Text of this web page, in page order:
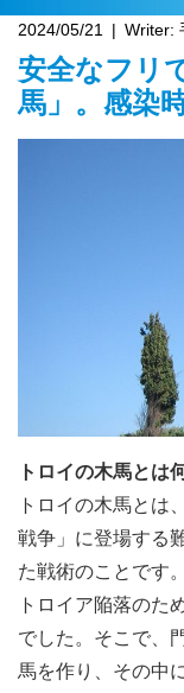
2024/05/21 Writer:
安全なフリ
馬」。感染
トロイの木馬とは
トロイの木馬とは
戦争」に登場する
た戦術のことです。
トロイア陥落のた
でした。そこで、
馬を作り、その中